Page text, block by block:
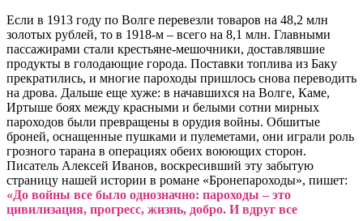
Если в 1913 году по Волге перевезли товаров на 48,2 млн
золотых рублей, то в 1918-м – всего на 8,1 млн. Главными
пассажирами стали крестьяне-мешочники, доставлявшие
продукты в голодающие города. Поставки топлива из Баку
прекратились, и многие пароходы пришлось снова переводить
на дрова. Дальше еще хуже: в начавшихся на Волге, Каме,
Иртыше боях между красными и белыми сотни мирных
пароходов были превращены в орудия войны. Обшитые
броней, оснащенные пушками и пулеметами, они играли роль
грозного тарана в операциях обеих воюющих сторон.
Писатель Алексей Иванов, воскресивший эту забытую
страницу нашей истории в романе «Бронепароходы», пишет:
«До войны все было однозначно: пароходы – это
цивилизация, прогресс, жизнь, добро. И вдруг все